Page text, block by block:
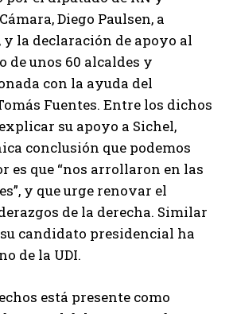
Diego Paulsen, a
y la declaración de apoyo al
de unos 60 alcaldes y
con la ayuda del
Fuentes. Entre los dichos
su apoyo a Sichel,
conclusión que podemos
es que “nos arrollaron en las
y que urge renovar el
de la derecha. Similar
candidato presidencial ha
de la UDI.
está presente como